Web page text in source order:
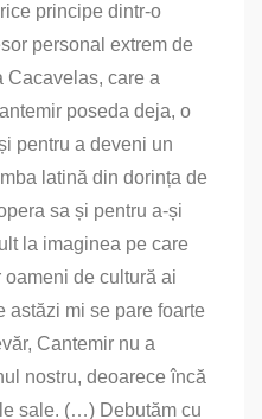
principe dintr‑o
personal extrem de
Cacavelas, care a
poseda deja, o
pentru a deveni un
latină din dorința de
sa și pentru a‑și
la imaginea pe care
oameni de cultură ai
astăzi mi se pare foarte
Cantemir nu a
nostru, deoarece încă
sale. (…) Debutăm cu